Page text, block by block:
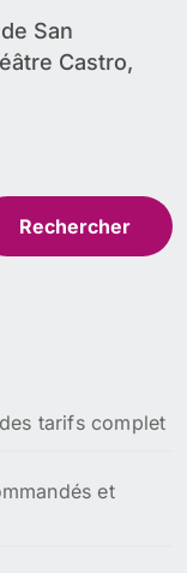
Castro,
tarifs complet
et